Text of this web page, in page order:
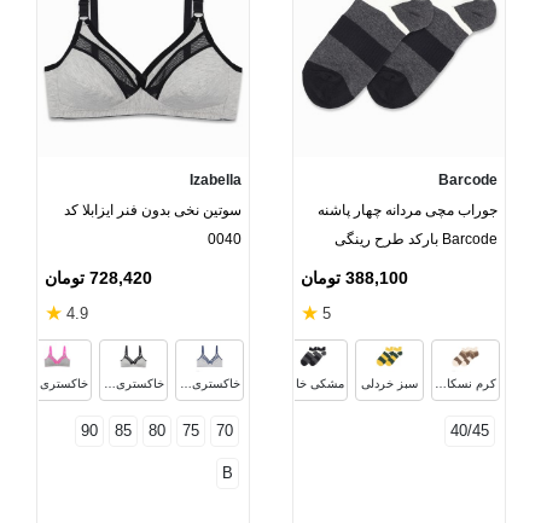
Barcode
جوراب مچی مردانه چهار پاشنه
Barcode بارکد طرح رینگی
388,100 تومان
5
★
سبز خردلی
کرم قهوه‌ای سفید خاکستری
40/45
Izabella
سوتین نخی بدون فنر ایزابلا کد
0040
728,420 تومان
4.9
★
70
75
80
85
90
B